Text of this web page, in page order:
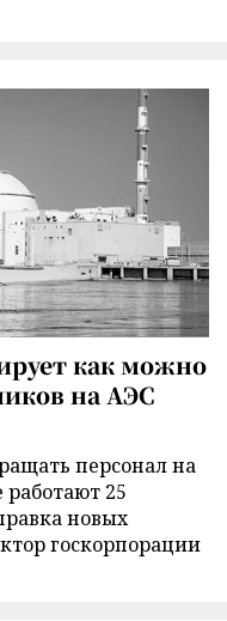
как можно
на АЭС
персонал на
25
новых
госкорпорации